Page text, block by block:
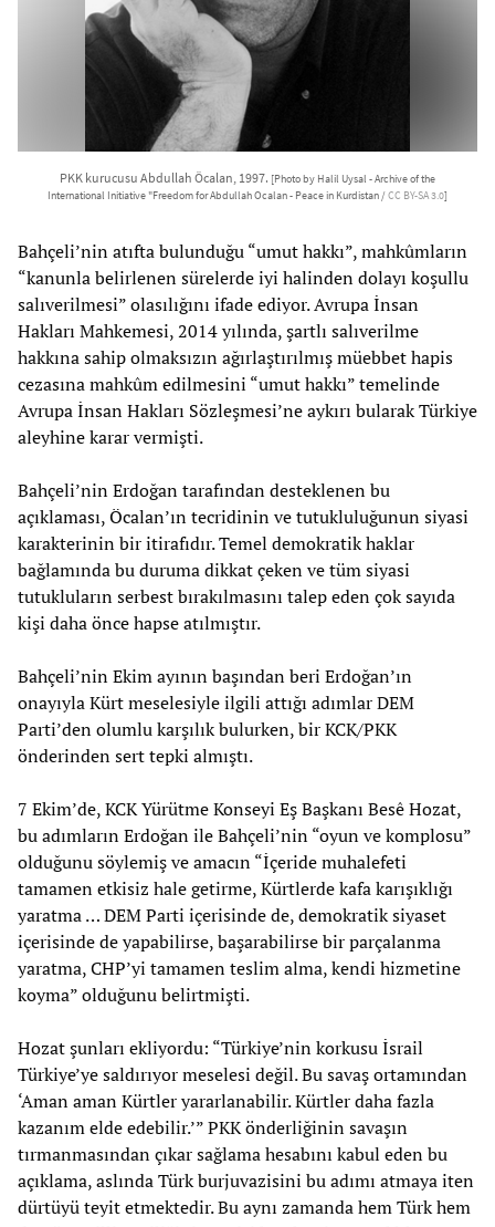
PKK kurucusu Abdullah Öcalan, 1997. [Photo by Halil Uysal - Archive of the
International Initiative "Freedom for Abdullah Ocalan - Peace in Kurdistan /CC BY-SA 3.0]
Bahçeli’nin atıfta bulunduğu “umut hakkı”, mahkûmların
“kanunla belirlenen sürelerde iyi halinden dolayı koşullu
salıverilmesi” olasılığını ifade ediyor. Avrupa İnsan
Hakları Mahkemesi, 2014 yılında, şartlı salıverilme
hakkına sahip olmaksızın ağırlaştırılmış müebbet hapis
cezasına mahkûm edilmesini “umut hakkı” temelinde
Avrupa İnsan Hakları Sözleşmesi’ne aykırı bularak Türkiye
aleyhine karar vermişti.
Bahçeli’nin Erdoğan tarafından desteklenen bu
açıklaması, Öcalan’ın tecridinin ve tutukluluğunun siyasi
karakterinin bir itirafıdır. Temel demokratik haklar
bağlamında bu duruma dikkat çeken ve tüm siyasi
tutukluların serbest bırakılmasını talep eden çok sayıda
kişi daha önce hapse atılmıştır.
Bahçeli’nin Ekim ayının başından beri Erdoğan’ın
onayıyla Kürt meselesiyle ilgili attığı adımlar DEM
Parti’den olumlu karşılık bulurken, bir KCK/PKK
önderinden sert tepki almıştı.
7 Ekim’de, KCK Yürütme Konseyi Eş Başkanı Besê Hozat,
bu adımların Erdoğan ile Bahçeli’nin “oyun ve komplosu”
olduğunu söylemiş ve amacın “İçeride muhalefeti
tamamen etkisiz hale getirme, Kürtlerde kafa karışıklığı
yaratma … DEM Parti içerisinde de, demokratik siyaset
içerisinde de yapabilirse, başarabilirse bir parçalanma
yaratma, CHP’yi tamamen teslim alma, kendi hizmetine
koyma” olduğunu belirtmişti.
Hozat şunları ekliyordu: “Türkiye’nin korkusu İsrail
Türkiye’ye saldırıyor meselesi değil. Bu savaş ortamından
‘Aman aman Kürtler yararlanabilir. Kürtler daha fazla
kazanım elde edebilir.’” PKK önderliğinin savaşın
tırmanmasından çıkar sağlama hesabını kabul eden bu
açıklama, aslında Türk burjuvazisini bu adımı atmaya iten
dürtüyü teyit etmektedir. Bu aynı zamanda hem Türk hem